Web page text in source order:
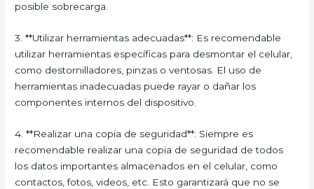
posible sobrecarga.
3. **Utilizar herramientas adecuadas**: Es recomendable
utilizar herramientas específicas para desmontar el celular,
como destornilladores, pinzas o ventosas. El uso de
herramientas inadecuadas puede rayar o dañar los
componentes internos del dispositivo.
4. **Realizar una copia de seguridad**: Siempre es
recomendable realizar una copia de seguridad de todos
los datos importantes almacenados en el celular, como
contactos, fotos, videos, etc. Esto garantizará que no se